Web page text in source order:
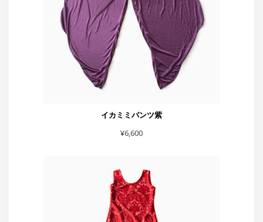
赤フレアーハート付きスカート
¥5,500